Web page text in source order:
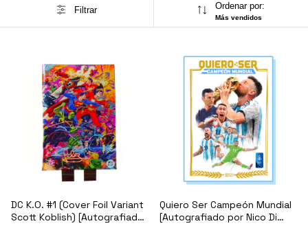
Filtrar Ordenar por:
Más vendidos
DC K.O. #1 (Cover Foil Variant
Scott Koblish) [Autografiado
Quiero Ser Campeón Mundial
[Autografiado por Nico Di